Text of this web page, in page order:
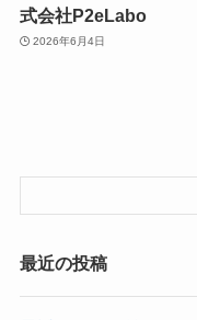
式会社P2eLabo
2026年6月4日
最近の投稿